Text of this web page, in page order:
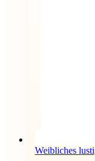
Weibliches